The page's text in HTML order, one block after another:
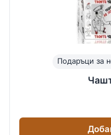
Подаръци за